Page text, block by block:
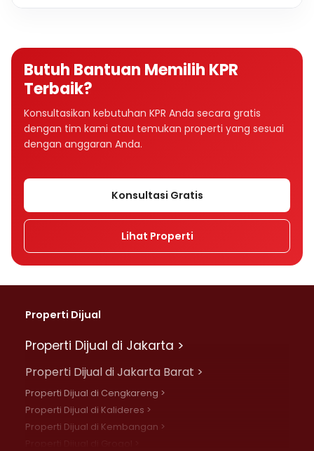
Butuh Bantuan Memilih KPR
Terbaik?
Konsultasikan kebutuhan KPR Anda secara gratis
dengan tim kami atau temukan properti yang sesuai
dengan anggaran Anda.
Konsultasi Gratis
Lihat Properti
Properti Dijual
Properti Dijual di Jakarta >
Properti Dijual di Jakarta Barat >
Properti Dijual di Cengkareng >
Properti Dijual di Kalideres >
Properti Dijual di Kembangan >